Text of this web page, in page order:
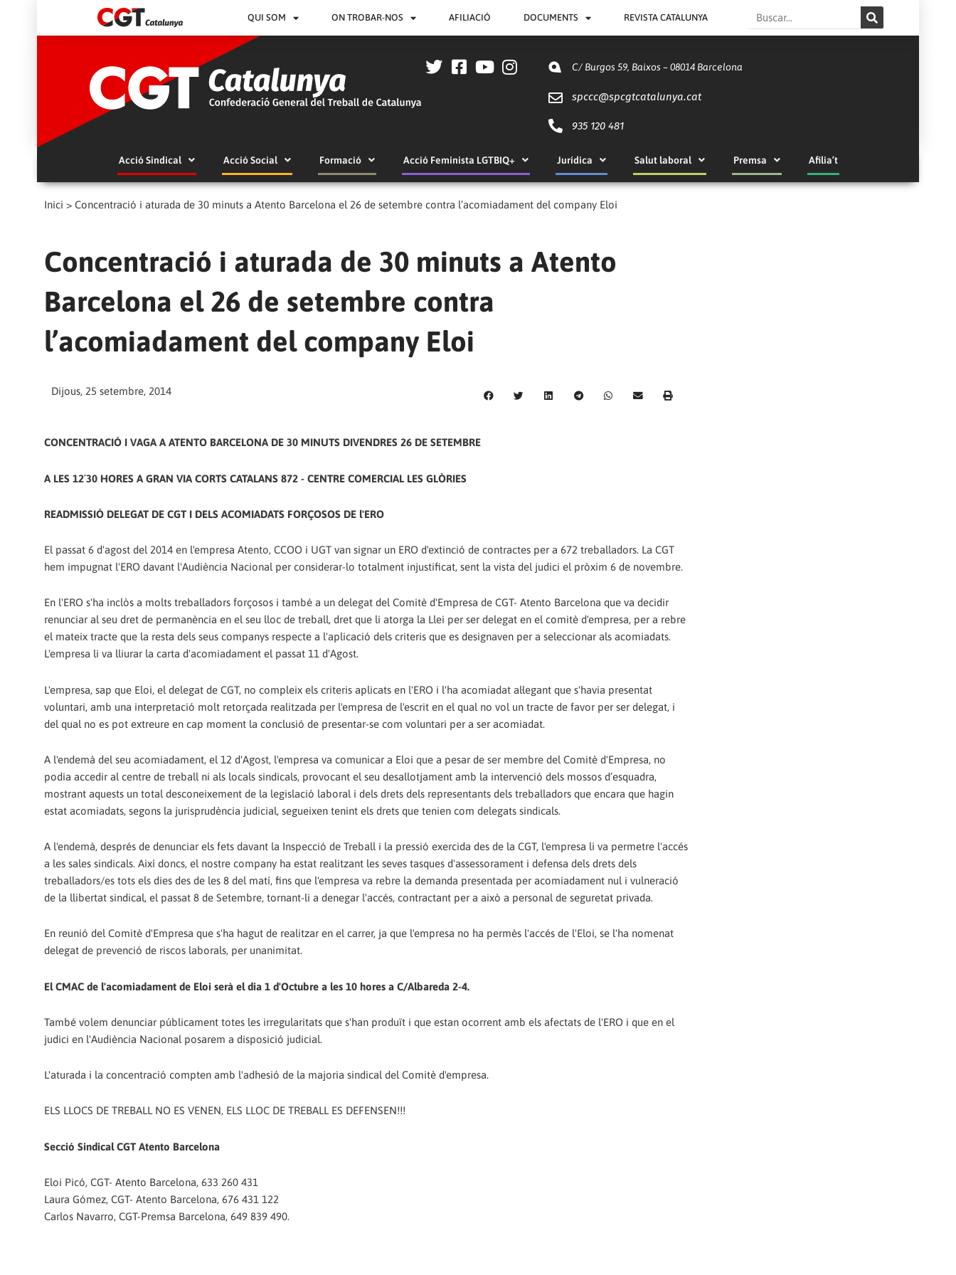
QUI SOM ON TROBAR-NOS AFILIACIÓ DOCUMENTS REVISTA CATALUNYA Search
C/ Burgos 59, Baixos – 08014 Barcelona
spccc@spcgtcatalunya.cat
935 120 481
Acció Sindical Acció Social Formació Acció Feminista LGTBIQ+ Jurídica Salut laboral Premsa Afilia’t
Inici > Concentració i aturada de 30 minuts a Atento Barcelona el 26 de setembre contra l’acomiadament del company Eloi
Concentració i aturada de 30 minuts a Atento
Barcelona el 26 de setembre contra
l’acomiadament del company Eloi
Dijous, 25 setembre, 2014
CONCENTRACIÓ I VAGA A ATENTO BARCELONA DE 30 MINUTS DIVENDRES 26 DE SETEMBRE
A LES 12´30 HORES A GRAN VIA CORTS CATALANS 872 - CENTRE COMERCIAL LES GLÒRIES
READMISSIÓ DELEGAT DE CGT I DELS ACOMIADATS FORÇOSOS DE l'ERO
El passat 6 d'agost del 2014 en l'empresa Atento, CCOO i UGT van signar un ERO d'extinció de contractes per a 672 treballadors. La CGT
hem impugnat l'ERO davant l'Audiència Nacional per considerar-lo totalment injustificat, sent la vista del judici el pròxim 6 de novembre.
En l'ERO s'ha inclòs a molts treballadors forçosos i també a un delegat del Comitè d'Empresa de CGT- Atento Barcelona que va decidir
renunciar al seu dret de permanència en el seu lloc de treball, dret que li atorga la Llei per ser delegat en el comitè d'empresa, per a rebre
el mateix tracte que la resta dels seus companys respecte a l'aplicació dels criteris que es designaven per a seleccionar als acomiadats.
L'empresa li va lliurar la carta d'acomiadament el passat 11 d'Agost.
L'empresa, sap que Eloi, el delegat de CGT, no compleix els criteris aplicats en l'ERO i l'ha acomiadat al·legant que s'havia presentat
voluntari, amb una interpretació molt retorçada realitzada per l'empresa de l'escrit en el qual no vol un tracte de favor per ser delegat, i
del qual no es pot extreure en cap moment la conclusió de presentar-se com voluntari per a ser acomiadat.
A l'endemà del seu acomiadament, el 12 d'Agost, l'empresa va comunicar a Eloi que a pesar de ser membre del Comitè d'Empresa, no
podia accedir al centre de treball ni als locals sindicals, provocant el seu desallotjament amb la intervenció dels mossos d’esquadra,
mostrant aquests un total desconeixement de la legislació laboral i dels drets dels representants dels treballadors que encara que hagin
estat acomiadats, segons la jurisprudència judicial, segueixen tenint els drets que tenien com delegats sindicals.
A l'endemà, després de denunciar els fets davant la Inspecció de Treball i la pressió exercida des de la CGT, l'empresa li va permetre l'accés
a les sales sindicals. Així doncs, el nostre company ha estat realitzant les seves tasques d'assessorament i defensa dels drets dels
treballadors/es tots els dies des de les 8 del matí, fins que l'empresa va rebre la demanda presentada per acomiadament nul i vulneració
de la llibertat sindical, el passat 8 de Setembre, tornant-li a denegar l'accés, contractant per a això a personal de seguretat privada.
En reunió del Comitè d'Empresa que s'ha hagut de realitzar en el carrer, ja que l'empresa no ha permès l'accés de l'Eloi, se l'ha nomenat
delegat de prevenció de riscos laborals, per unanimitat.
El CMAC de l'acomiadament de Eloi serà el dia 1 d'Octubre a les 10 hores a C/Albareda 2-4.
També volem denunciar públicament totes les irregularitats que s'han produït i que estan ocorrent amb els afectats de l'ERO i que en el
judici en l'Audiència Nacional posarem a disposició judicial.
L'aturada i la concentració compten amb l'adhesió de la majoria sindical del Comitè d'empresa.
ELS LLOCS DE TREBALL NO ES VENEN, ELS LLOC DE TREBALL ES DEFENSEN!!!
Secció Sindical CGT Atento Barcelona
Eloi Picó, CGT- Atento Barcelona, 633 260 431
Laura Gómez, CGT- Atento Barcelona, 676 431 122
Carlos Navarro, CGT-Premsa Barcelona, 649 839 490.